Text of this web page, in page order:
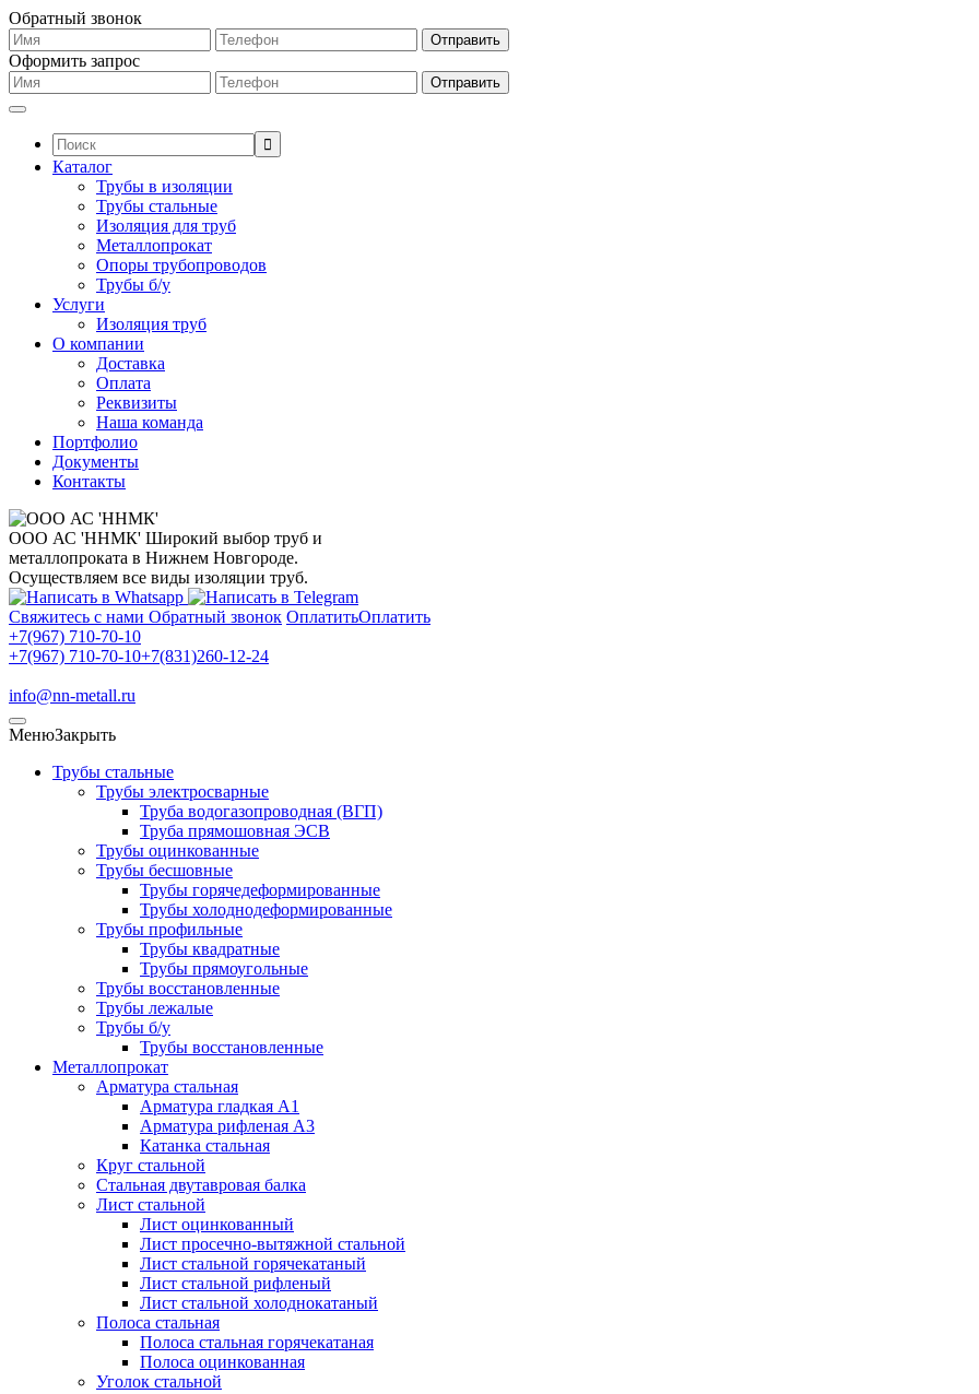
Обратный звонок
Оформить запрос
Поиск:
Каталог
Трубы в изоляции
Трубы стальные
Изоляция для труб
Металлопрокат
Опоры трубопроводов
Трубы б/у
Услуги
Изоляция труб
О компании
Доставка
Оплата
Реквизиты
Наша команда
Портфолио
Документы
Контакты
ООО АС 'ННМК' Широкий выбор труб и
металлопроката в Нижнем Новгороде.
Осуществляем все виды изоляции труб.
Свяжитесь с нами Обратный звонок ОплатитьОплатить
+7(967) 710-70-10
+7(967) 710-70-10+7(831)260-12-24
info@nn-metall.ru
МенюЗакрыть
Трубы стальные
Трубы электросварные
Труба водогазопроводная (ВГП)
Труба прямошовная ЭСВ
Трубы оцинкованные
Трубы бесшовные
Трубы горячедеформированные
Трубы холоднодеформированные
Трубы профильные
Трубы квадратные
Трубы прямоугольные
Трубы восстановленные
Трубы лежалые
Трубы б/у
Трубы восстановленные
Металлопрокат
Арматура стальная
Арматура гладкая А1
Арматура рифленая А3
Катанка стальная
Круг стальной
Стальная двутавровая балка
Лист стальной
Лист оцинкованный
Лист просечно-вытяжной стальной
Лист стальной горячекатаный
Лист стальной рифленый
Лист стальной холоднокатаный
Полоса стальная
Полоса стальная горячекатаная
Полоса оцинкованная
Уголок стальной